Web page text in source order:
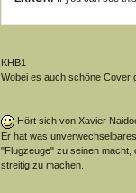
KHB1
Wobei es auch schöne Cover
Hört sich von Xavier
Er hat was
"Flugzeuge" zu seinen macht,
streitig zu machen.